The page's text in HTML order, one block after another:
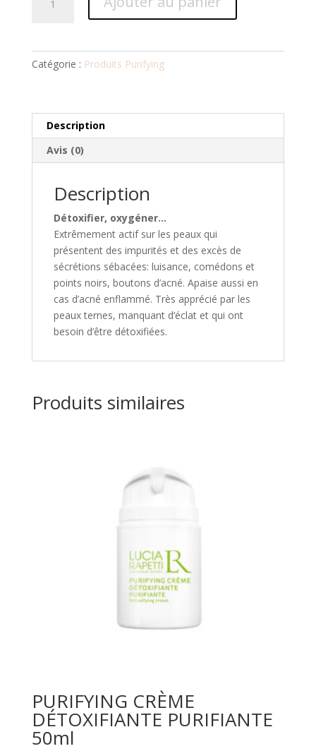
DÉTOXIFIANT
OXYGÉNANT
Catégorie : Produits Purifying
Description
Avis (0)
Description
Détoxifier, oxygéner…
Extrêmement actif sur les peaux qui
présentent des impurités et des excès de
sécrétions sébacées: luisance, comédons et
points noirs, boutons d’acné. Apaise aussi en
cas d’acné enflammé. Très apprécié par les
peaux ternes, manquant d’éclat et qui ont
besoin d’être détoxifiées.
Produits similaires
PURIFYING CRÈME
DÉTOXIFIANTE PURIFIANTE
50ml